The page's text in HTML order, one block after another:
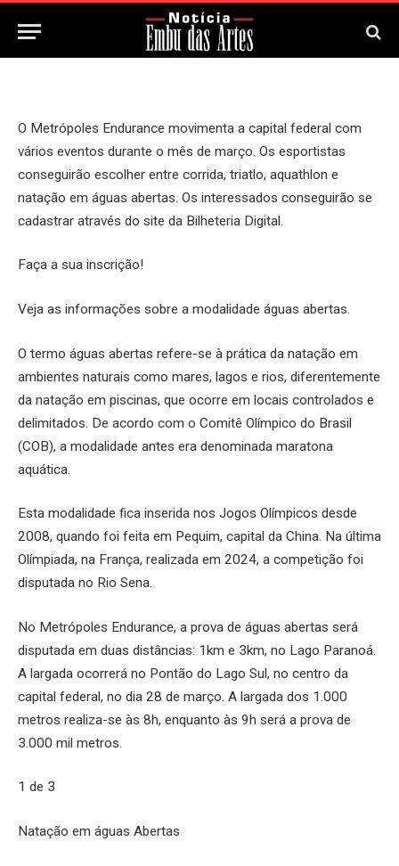
4 de Março, 2026 Updated: 4 de Março, 2026
O Metrópoles Endurance movimenta a capital federal com
vários eventos durante o mês de março. Os esportistas
conseguirão escolher entre corrida, triatlo, aquathlon e
natação em águas abertas. Os interessados conseguirão se
cadastrar através do site da Bilheteria Digital.
Faça a sua inscrição!
Veja as informações sobre a modalidade águas abertas.
O termo águas abertas refere-se à prática da natação em
ambientes naturais como mares, lagos e rios, diferentemente
da natação em piscinas, que ocorre em locais controlados e
delimitados. De acordo com o Comitê Olímpico do Brasil
(COB), a modalidade antes era denominada maratona
aquática.
Esta modalidade fica inserida nos Jogos Olímpicos desde
2008, quando foi feita em Pequim, capital da China. Na última
Olímpiada, na França, realizada em 2024, a competição foi
disputada no Rio Sena.
No Metrópoles Endurance, a prova de águas abertas será
disputada em duas distâncias: 1km e 3km, no Lago Paranoá.
A largada ocorrerá no Pontão do Lago Sul, no centro da
capital federal, no dia 28 de março. A largada dos 1.000
metros realiza-se às 8h, enquanto às 9h será a prova de
3.000 mil metros.
1 de 3
Natação em águas Abertas